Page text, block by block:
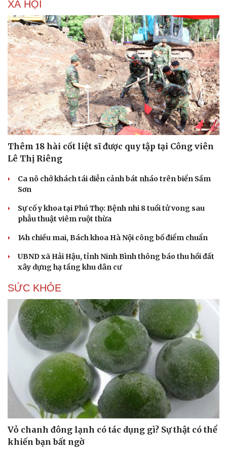
Du lịch
Tư vấn
Săn Tour
check-in
Podcast
Câu chuyện thời sự
Đọc truyện đêm khuya
Cửa sổ tình yêu
Kể chuyện cho bé
Hạt giống tâm hồn
XÃ HỘI
Thêm 18 hài cốt liệt sĩ được quy tập tại Công viên
Lê Thị Riêng
Ca nô chở khách tái diễn cảnh bát nháo trên biển Sầm
Sơn
Sự cố y khoa tại Phú Thọ: Bệnh nhi 8 tuổi tử vong sau
phẫu thuật viêm ruột thừa
14h chiều mai, Bách khoa Hà Nội công bố điểm chuẩn
UBND xã Hải Hậu, tỉnh Ninh Bình thông báo thu hồi đất
xây dựng hạ tầng khu dân cư
SỨC KHỎE
Vỏ chanh đông lạnh có tác dụng gì? Sự thật có thể
khiến bạn bất ngờ